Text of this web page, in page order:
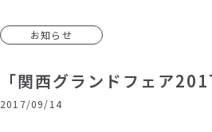
お知らせ
「関西グランドフェア
2017/09/14